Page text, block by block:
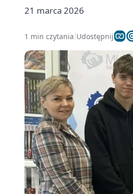
21 marca 2026
1 min czytania Udostępnij